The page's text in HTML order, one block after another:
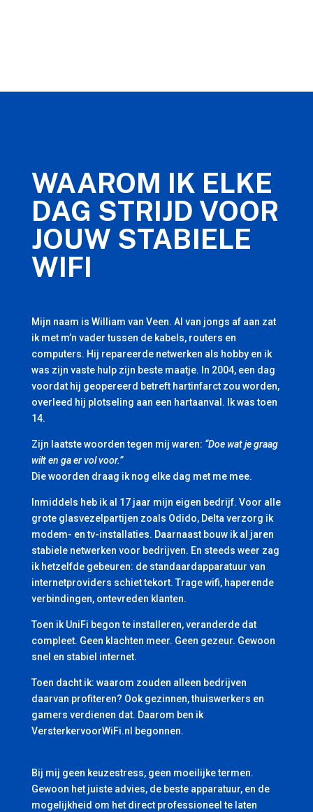
WAAROM IK ELKE
DAG STRIJD VOOR
JOUW STABIELE
WIFI
Mijn naam is William van Veen. Al van jongs af aan zat
ik met m’n vader tussen de kabels, routers en
computers. Hij repareerde netwerken als hobby en ik
was zijn vaste hulp zijn beste maatje. In 2004, een dag
voordat hij geopereerd betreft hartinfarct zou worden,
overleed hij plotseling aan een hartaanval. Ik was toen
14.
Zijn laatste woorden tegen mij waren: “Doe wat je graag
wilt en ga er vol voor.”
Die woorden draag ik nog elke dag met me mee.
Inmiddels heb ik al 17 jaar mijn eigen bedrijf. Voor alle
grote glasvezelpartijen zoals Odido, Delta verzorg ik
modem- en tv-installaties. Daarnaast bouw ik al jaren
stabiele netwerken voor bedrijven. En steeds weer zag
ik hetzelfde gebeuren: de standaardapparatuur van
internetproviders schiet tekort. Trage wifi, haperende
verbindingen, ontevreden klanten.
Toen ik UniFi begon te installeren, veranderde dat
compleet. Geen klachten meer. Geen gezeur. Gewoon
snel en stabiel internet.
Toen dacht ik: waarom zouden alleen bedrijven
daarvan profiteren? Ook gezinnen, thuiswerkers en
gamers verdienen dat. Daarom ben ik
VersterkervoorWiFi.nl begonnen.
Bij mij geen keuzestress, geen moeilijke termen.
Gewoon het juiste advies, de beste apparatuur, en de
mogelijkheid om het direct professioneel te laten